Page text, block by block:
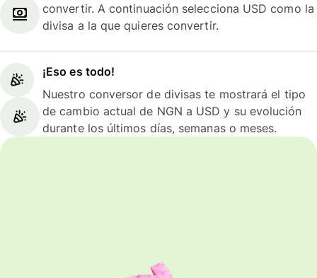
convertir. A continuación selecciona USD como la
divisa a la que quieres convertir.
¡Eso es todo!
Nuestro conversor de divisas te mostrará el tipo
de cambio actual de NGN a USD y su evolución
durante los últimos días, semanas o meses.